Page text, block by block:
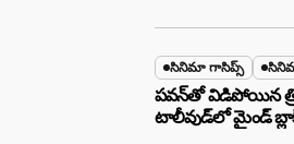
సినిమా గాసిప్స్
పవన్‌తో విడిపోయిన
టాలీవుడ్‌లో మైండ్